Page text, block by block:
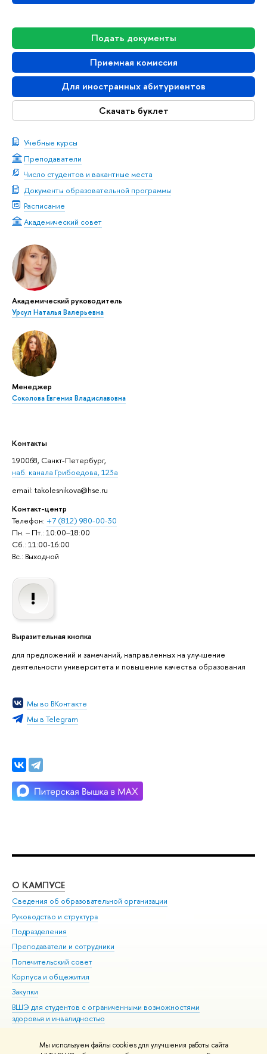
Мы используем файлы cookies для улучшения работы сайта
Подать документы
Приемная комиссия
Для иностранных абитуриентов
Скачать буклет
Учебные курсы
Преподаватели
Число студентов и вакантные места
Документы образовательной программы
Расписание
Академический совет
Академический руководитель
Урсул Наталья Валерьевна
Менеджер
Соколова Евгения Владиславовна
Контакты
190068, Санкт-Петербург,
наб. канала Грибоедова, 123а
email: takolesnikova@hse.ru
Контакт-центр
Телефон: +7 (812) 980-00-30
Пн. – Пт.: 10:00–18:00
Сб.: 11:00-16:00
Вс.: Выходной
Выразительная кнопка
для предложений и замечаний, направленных на улучшение
деятельности университета и повышение качества образования
Мы во ВКонтакте
Мы в Telegram
О КАМПУСЕ
Сведения об образовательной организации
Руководство и структура
Подразделения
Преподаватели и сотрудники
Попечительский совет
Корпуса и общежития
Закупки
ВШЭ для студентов с ограниченными возможностями
здоровья и инвалидностью
Единая платежная страница